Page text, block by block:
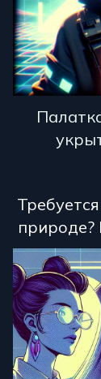
природе?